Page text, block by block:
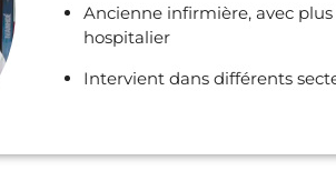
Ancienne infirmière, avec
hospitalier
Intervient dans différents